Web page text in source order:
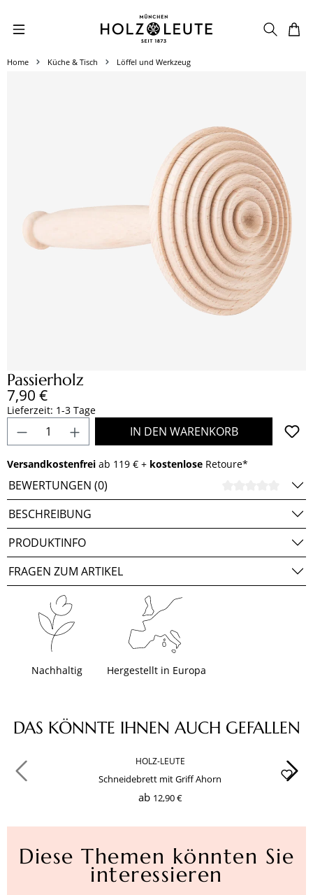
Zum Hauptinhalt springen
Home Küche & Tisch Löffel und Werkzeug
Passierholz
Regulärer Preis:
7,90 €
Lieferzeit: 1-3 Tage
Produkt Anzahl: Gib den gewünschten
IN DEN WARENKORB
Versandkostenfrei ab 119 € + kostenlose Retoure*
BEWERTUNGEN (0)
BESCHREIBUNG
PRODUKTINFO
FRAGEN ZUM ARTIKEL
Nachhaltig Hergestellt in Europa
Produktgalerie überspringen
DAS KÖNNTE IHNEN AUCH GEFALLEN
HOLZ-LEUTE
Schneidebrett mit Griff Ahorn
ab 12,90 €
Diese Themen könnten Sie
interessieren